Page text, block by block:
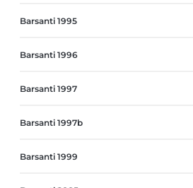
Barsanti 1995
Barsanti 1996
Barsanti 1997
Barsanti 1997b
Barsanti 1999